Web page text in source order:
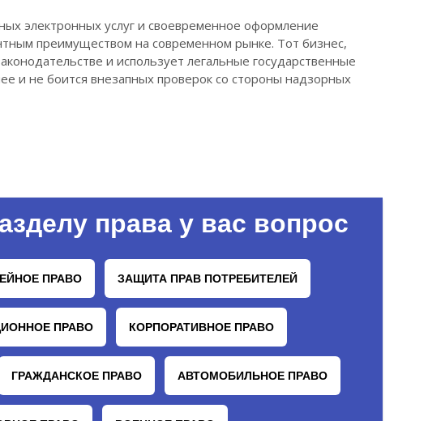
электронных услуг и своевременное оформление
преимуществом на современном рынке. Тот бизнес,
и использует легальные государственные
и не боится внезапных проверок со стороны надзорных